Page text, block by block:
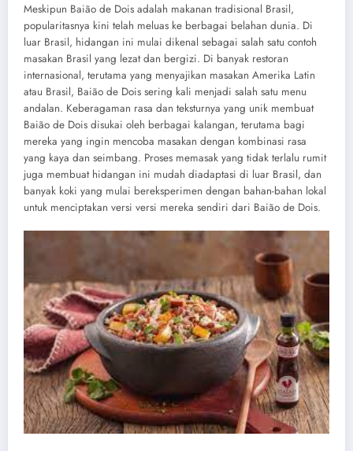
Meskipun Baião de Dois adalah makanan tradisional Brasil,
popularitasnya kini telah meluas ke berbagai belahan dunia. Di
luar Brasil, hidangan ini mulai dikenal sebagai salah satu contoh
masakan Brasil yang lezat dan bergizi. Di banyak restoran
internasional, terutama yang menyajikan masakan Amerika Latin
atau Brasil, Baião de Dois sering kali menjadi salah satu menu
andalan. Keberagaman rasa dan teksturnya yang unik membuat
Baião de Dois disukai oleh berbagai kalangan, terutama bagi
mereka yang ingin mencoba masakan dengan kombinasi rasa
yang kaya dan seimbang. Proses memasak yang tidak terlalu rumit
juga membuat hidangan ini mudah diadaptasi di luar Brasil, dan
banyak koki yang mulai bereksperimen dengan bahan-bahan lokal
untuk menciptakan versi versi mereka sendiri dari Baião de Dois.